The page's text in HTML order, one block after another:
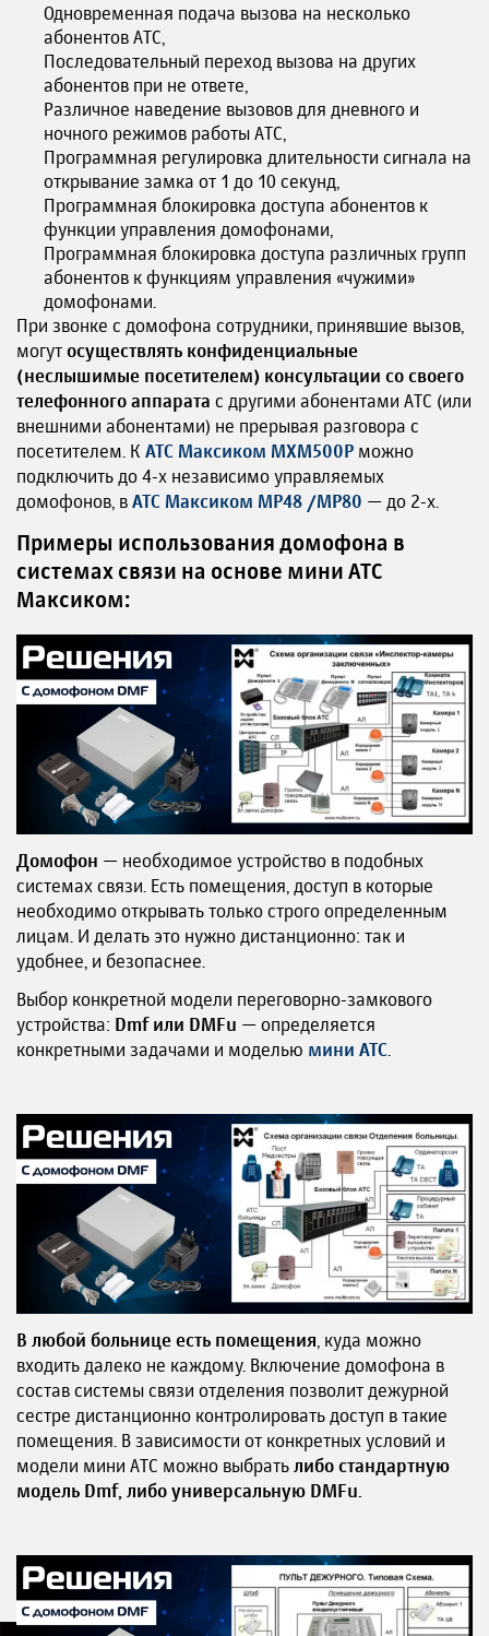
Одновременная подача вызова на несколько
абонентов АТС,
Последовательный переход вызова на других
абонентов при не ответе,
Различное наведение вызовов для дневного и
ночного режимов работы АТС,
Программная регулировка длительности сигнала на
открывание замка от 1 до 10 секунд,
Программная блокировка доступа абонентов к
функции управления домофонами,
Программная блокировка доступа различных групп
абонентов к функциям управления «чужими»
домофонами.
При звонке с домофона сотрудники, принявшие вызов,
могут осуществлять конфиденциальные
(неслышимые посетителем) консультации со своего
телефонного аппарата с другими абонентами АТС (или
внешними абонентами) не прерывая разговора с
посетителем. К АТС Максиком МХМ500P можно
подключить до 4-х независимо управляемых
домофонов, в АТС Максиком МР48 /МР80 — до 2-х.
Примеры использования домофона в
системах связи на основе мини АТС
Максиком:
Домофон — необходимое устройство в подобных
системах связи. Есть помещения, доступ в которые
необходимо открывать только строго определенным
лицам. И делать это нужно дистанционно: так и
удобнее, и безопаснее.
Выбор конкретной модели переговорно-замкового
устройства: Dmf или DMFu — определяется
конкретными задачами и моделью мини АТС.
В любой больнице есть помещения , куда можно
входить далеко не каждому. Включение домофона в
состав системы связи отделения позволит дежурной
сестре дистанционно контролировать доступ в такие
помещения. В зависимости от конкретных условий и
модели мини АТС можно выбрать либо стандартную
модель Dmf, либо универсальную DMFu.